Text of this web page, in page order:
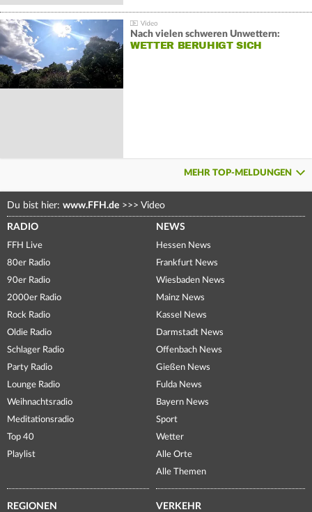
Nach vielen schweren Unwettern:
WETTER BERUHIGT SICH
MEHR TOP-MELDUNGEN
Du bist hier: www.FFH.de >>> Video
RADIO
FFH Live
80er Radio
90er Radio
2000er Radio
Rock Radio
Oldie Radio
Schlager Radio
Party Radio
Lounge Radio
Weihnachtsradio
Meditationsradio
Top 40
Playlist
NEWS
Hessen News
Frankfurt News
Wiesbaden News
Mainz News
Kassel News
Darmstadt News
Offenbach News
Gießen News
Fulda News
Bayern News
Sport
Wetter
Alle Orte
Alle Themen
REGIONEN VERKEHR